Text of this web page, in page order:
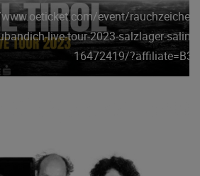
event/rauchzeichen-
live-tour-2023-salzlager-saline-
16472419/?affiliate=B38